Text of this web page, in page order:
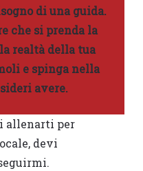
di una guida.
che si prenda la
realtà della tua
e spinga nella
avere.
allenarti per
devi